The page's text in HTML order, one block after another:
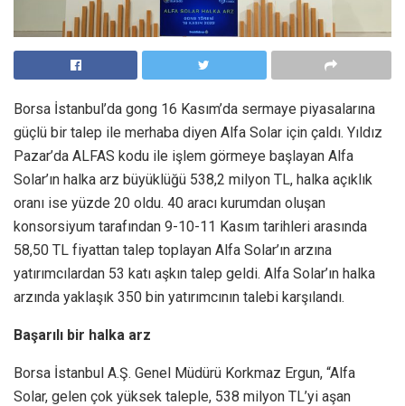
Borsa İstanbul’da gong 16 Kasım’da sermaye piyasalarına
güçlü bir talep ile merhaba diyen Alfa Solar için çaldı. Yıldız
Pazar’da ALFAS kodu ile işlem görmeye başlayan Alfa
Solar’ın halka arz büyüklüğü 538,2 milyon TL, halka açıklık
oranı ise yüzde 20 oldu. 40 aracı kurumdan oluşan
konsorsiyum tarafından 9-10-11 Kasım tarihleri arasında
58,50 TL fiyattan talep toplayan Alfa Solar’ın arzına
yatırımcılardan 53 katı aşkın talep geldi. Alfa Solar’ın halka
arzında yaklaşık 350 bin yatırımcının talebi karşılandı.
Başarılı bir halka arz
Borsa İstanbul A.Ş. Genel Müdürü Korkmaz Ergun, “Alfa
Solar, gelen çok yüksek taleple, 538 milyon TL’yi aşan